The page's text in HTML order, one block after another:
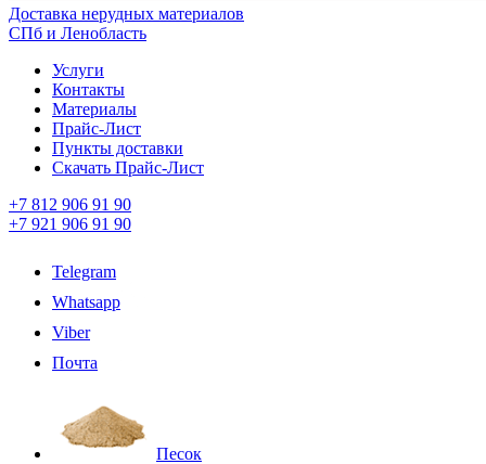
Доставка нерудных материалов
СПб и Ленобласть
Услуги
Контакты
Материалы
Прайс-Лист
Пункты доставки
Скачать Прайс-Лист
+7 812 906 91 90
+7 921 906 91 90
Telegram
Whatsapp
Viber
Почта
Песок